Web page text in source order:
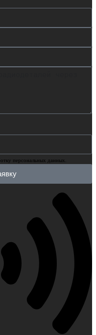
персональных данных.